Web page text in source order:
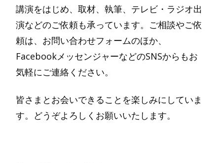
講演をはじめ、取材、執筆、テレビ・ラジオ出
演などのご依頼も承っています。ご相談やご依
頼は、お問い合わせフォームのほか、
FacebookメッセンジャーなどのSNSからもお
気軽にご連絡ください。
皆さまとお会いできることを楽しみにしていま
す。どうぞよろしくお願いいたします。